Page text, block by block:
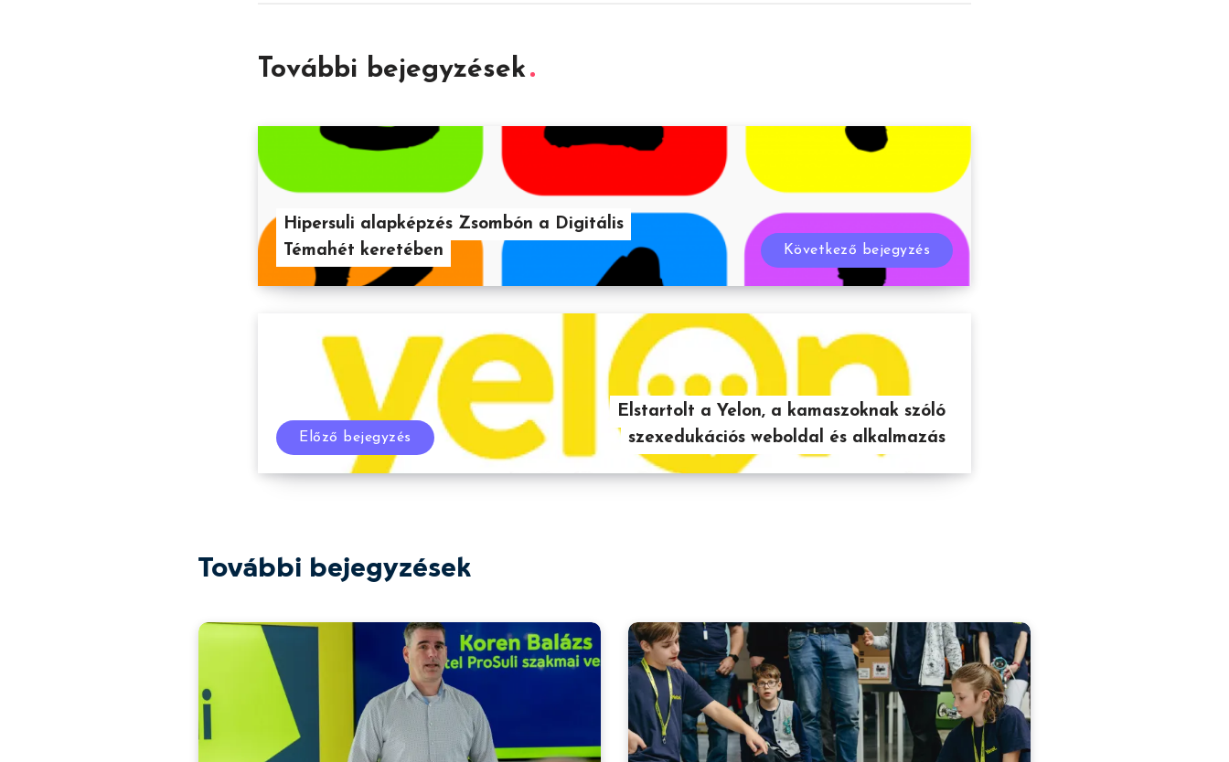
További bejegyzések
Hipersuli alapképzés Zsombón a Digitális
Témahét keretében
Következő bejegyzés
Elstartolt a Yelon, a kamaszoknak szóló
szexedukációs weboldal és alkalmazás
Előző bejegyzés
További bejegyzések